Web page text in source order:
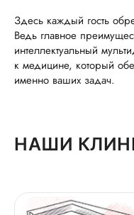
Здесь каждый гость
Ведь главное
интеллектуальный
к медицине, который
именно ваших задач.
НАШИ